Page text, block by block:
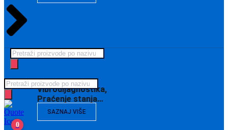
Vibrodijagnostika,
Praćenje stanja…
SAZNAJ VIŠE
Products
search
Products
search
0